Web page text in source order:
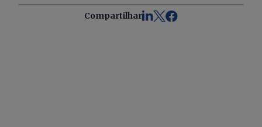
Compartilhar